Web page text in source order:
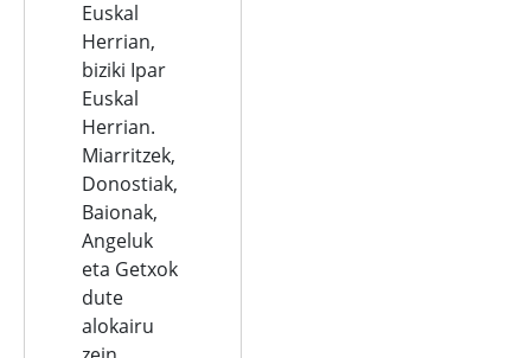
Euskal
Herrian,
biziki Ipar
Euskal
Herrian.
Miarritzek,
Donostiak,
Baionak,
Angeluk
eta Getxok
dute
alokairu